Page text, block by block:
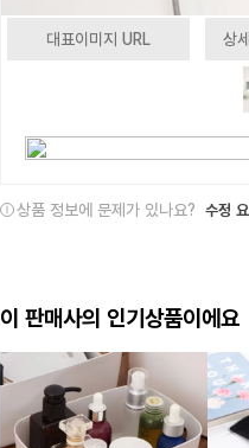
대표이미지 URL 상
상품 정보에 문제가 있나요? 수정
이 판매사의 인기상품이에요